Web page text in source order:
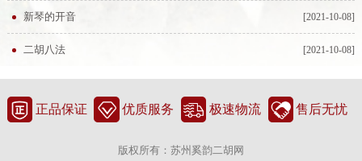
新琴的开音 [2021-10-08]
二胡八法 [2021-10-08]
正品保证 优质服务 极速物流 售后无忧
版权所有：苏州奚韵二胡网